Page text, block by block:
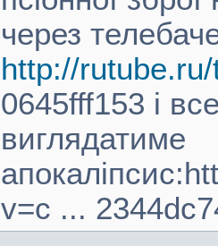
через
http://
0645fff153 і
виглядатиме
v=c ...